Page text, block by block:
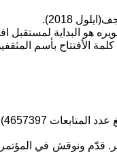
2018).
لمستقبل افضل)
قدّم ونوقش في